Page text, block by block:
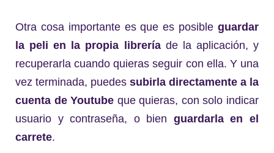
Otra cosa importante es que es posible guardar
la peli en la propia libreríade la aplicación, y
recuperarla cuando quieras seguir con ella. Y una
vez terminada, puedes subirla directamente a la
cuenta de Youtube que quieras, con solo indicar
usuario y contraseña, o bien guardarla en el
carrete.